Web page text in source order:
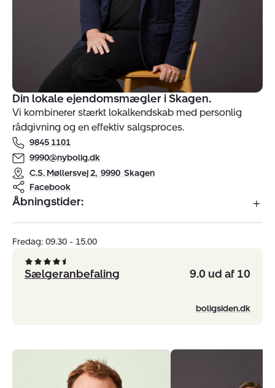
Din lokale ejendomsmægler i Skagen.
Vi kombinerer stærkt lokalkendskab med personlig
rådgivning og en effektiv salgsproces.
9845 1101
9990@nybolig.dk
C.S. Møllersvej 2, 9990 Skagen
Facebook
Åbningstider:
Fredag: 09.30 - 15.00
Sælgeranbefaling 9.0 ud af 10
boligsiden.dk